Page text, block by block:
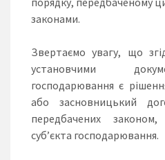
законами.
Звертаємо увагу, що
установчими
господарювання є
або засновницький
передбачених
суб’єкта господарювання.